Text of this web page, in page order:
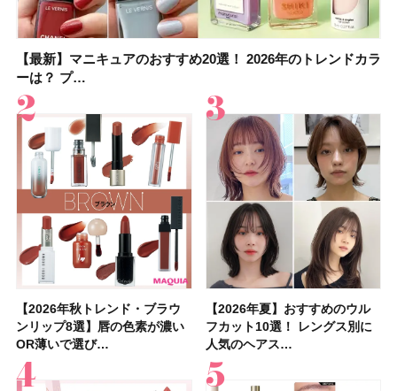
【最新】マニキュアのおすすめ20選！ 2026年のトレンドカラ
ーは？ プ…
【2026年秋トレンド・ブラウ
ンリップ8選】唇の色素が濃い
OR薄いで選び…
【2026年夏】おすすめのウル
フカット10選！ レングス別に
人気のヘアス…
大野真理子さんのリピ買い「ブライトニング」14選！ 透明肌
の秘訣を公開
【石井美保さん】おすすめの
「ブライトニング」11選！ ス
キンケアからサプ…
【上田竜也さんのマイベストコ
スメ５選】大人になって開眼し
たからこそ愛が深…
【最新】マニキュアのおすすめ20選！ 2026年のトレンドカラ
ーは？ プ…
【2026年秋トレンド・ブラウ
ンリップ8選】唇の色素が濃い
OR薄いで選び…
【2026年新作】大人の「ピン
クリップ」おすすめ8選！ 唇の
色別にプロが…
【2026夏】「香水・フレグランス」ランキングTOP5！＜美
容マニア・マ…
【2026年】ボディ用日焼け止
めUVのおすすめ20選！ この夏
注目の人気…
【クリスマスコフレ2026】
HACCIのホリデーギフトが豪華
すぎると話題…
【板野友美さんの美活】「実はうねりやすいクセ毛なんで
す」美しいロングヘア…
【簡単・夏バテ防止レシピ12
選】食欲がない日にもおすす
め！ さっぱりご飯…
【美容系・伊能忠敬界隈】上西
星来さんは5年間1日1万歩を継
続！ 歩くとき…
【2026年夏】40代におすすめの髪型30選！ 若く見える・手
入れが楽な…
【2026年夏】おすすめのウル
フカット10選！ レングス別に
人気のヘアス…
【2026年夏】おすすめの髪型
36選！ショート・ボブ・ミディ
アム・ロング…
【フォロー＆いいねで当たる】中国割烹旅館 掬水亭の宿泊券
を1組2名様にプ…
【鈴木えみさんの愛用品30選】
コスメ・スキンケア・ヘアケア
etc.お気に…
【橋本環奈さんの美容Q&A】
顔用コスメで全身ケア！「お尻
や脚も喜んでくれ…
【セザンヌ】「ブライトカラーシーラー」新色グリーンが8/7
に発売｜既存色…
【セザンヌ】8/7新色追加！
「ウォータリーティントリップ
」10モモピュ…
【スック2026新作】秋コレク
ションを全品スウォッチ&イエ
ベブルベ分け！